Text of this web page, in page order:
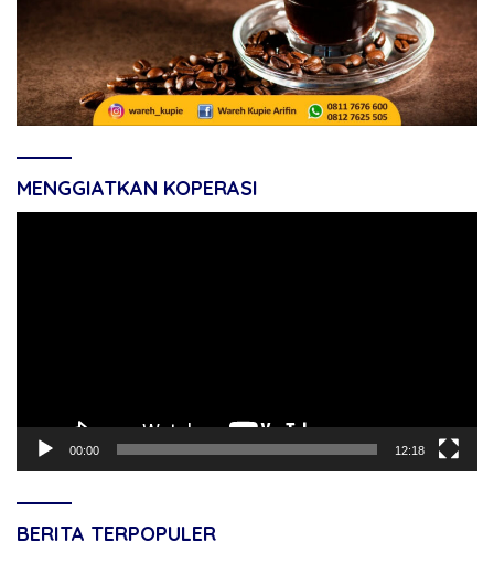
MENGGIATKAN KOPERASI
00:00 12:18
BERITA TERPOPULER